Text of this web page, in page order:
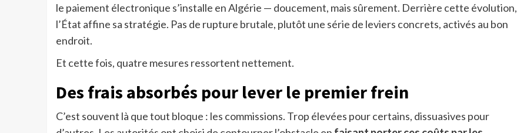
le paiement électronique s’installe en Algérie — doucement, mais sûrement. Derrière cette évolution,
l’État affine sa stratégie. Pas de rupture brutale, plutôt une série de leviers concrets, activés au bon
endroit.
Et cette fois, quatre mesures ressortent nettement.
Des frais absorbés pour lever le premier frein
C’est souvent là que tout bloque : les commissions. Trop élevées pour certains, dissuasives pour